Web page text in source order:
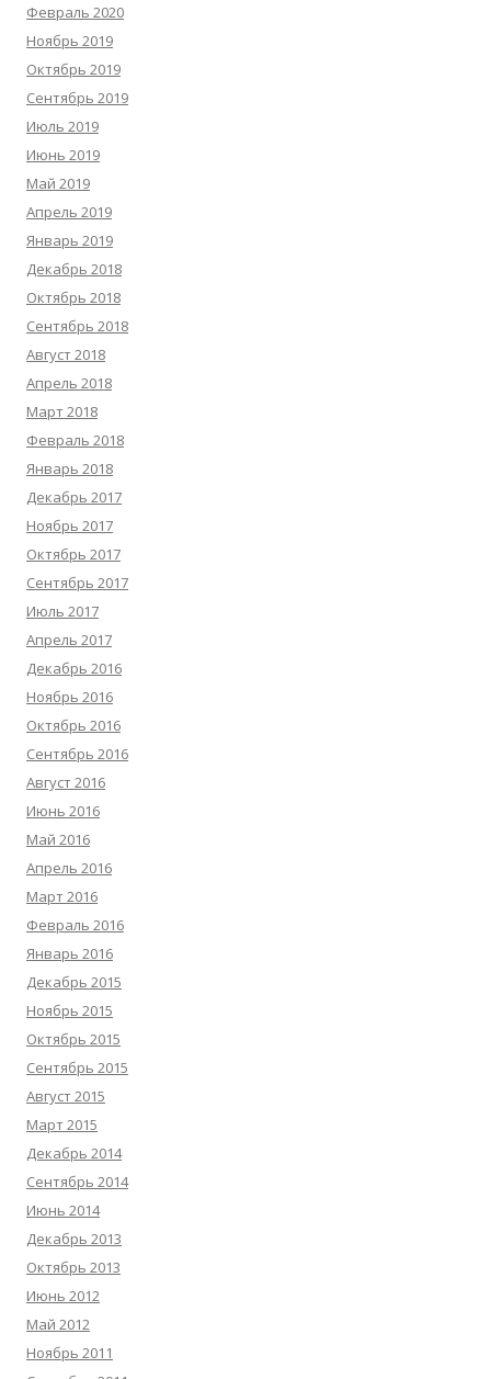
Февраль 2020
Ноябрь 2019
Октябрь 2019
Сентябрь 2019
Июль 2019
Июнь 2019
Май 2019
Апрель 2019
Январь 2019
Декабрь 2018
Октябрь 2018
Сентябрь 2018
Август 2018
Апрель 2018
Март 2018
Февраль 2018
Январь 2018
Декабрь 2017
Ноябрь 2017
Октябрь 2017
Сентябрь 2017
Июль 2017
Апрель 2017
Декабрь 2016
Ноябрь 2016
Октябрь 2016
Сентябрь 2016
Август 2016
Июнь 2016
Май 2016
Апрель 2016
Март 2016
Февраль 2016
Январь 2016
Декабрь 2015
Ноябрь 2015
Октябрь 2015
Сентябрь 2015
Август 2015
Март 2015
Декабрь 2014
Сентябрь 2014
Июнь 2014
Декабрь 2013
Октябрь 2013
Июнь 2012
Май 2012
Ноябрь 2011